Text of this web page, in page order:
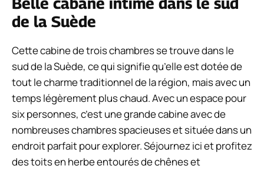
de la Suède
Cette cabine de trois chambres se trouve dans le
sud de la Suède, ce qui signifie qu’elle est dotée de
tout le charme traditionnel de la région, mais avec un
temps légèrement plus chaud. Avec un espace pour
six personnes, c’est une grande cabine avec de
nombreuses chambres spacieuses et située dans un
endroit parfait pour explorer. Séjournez ici et profitez
des toits en herbe entourés de chênes et